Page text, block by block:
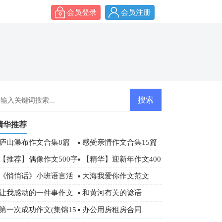
会员登录 会员注册
华推荐
山瀑布作文合集8篇 感受亲情作文合集15篇
推荐】偶像作文500字
集八篇
【精华】迎新年作文400
字9篇
悄悄话》小班语言活
教案
大海我爱你作文范文
我感动的一件事作文
字
和黄河有关的谚语
一次成功作文(集锦15 办公用房租房合同